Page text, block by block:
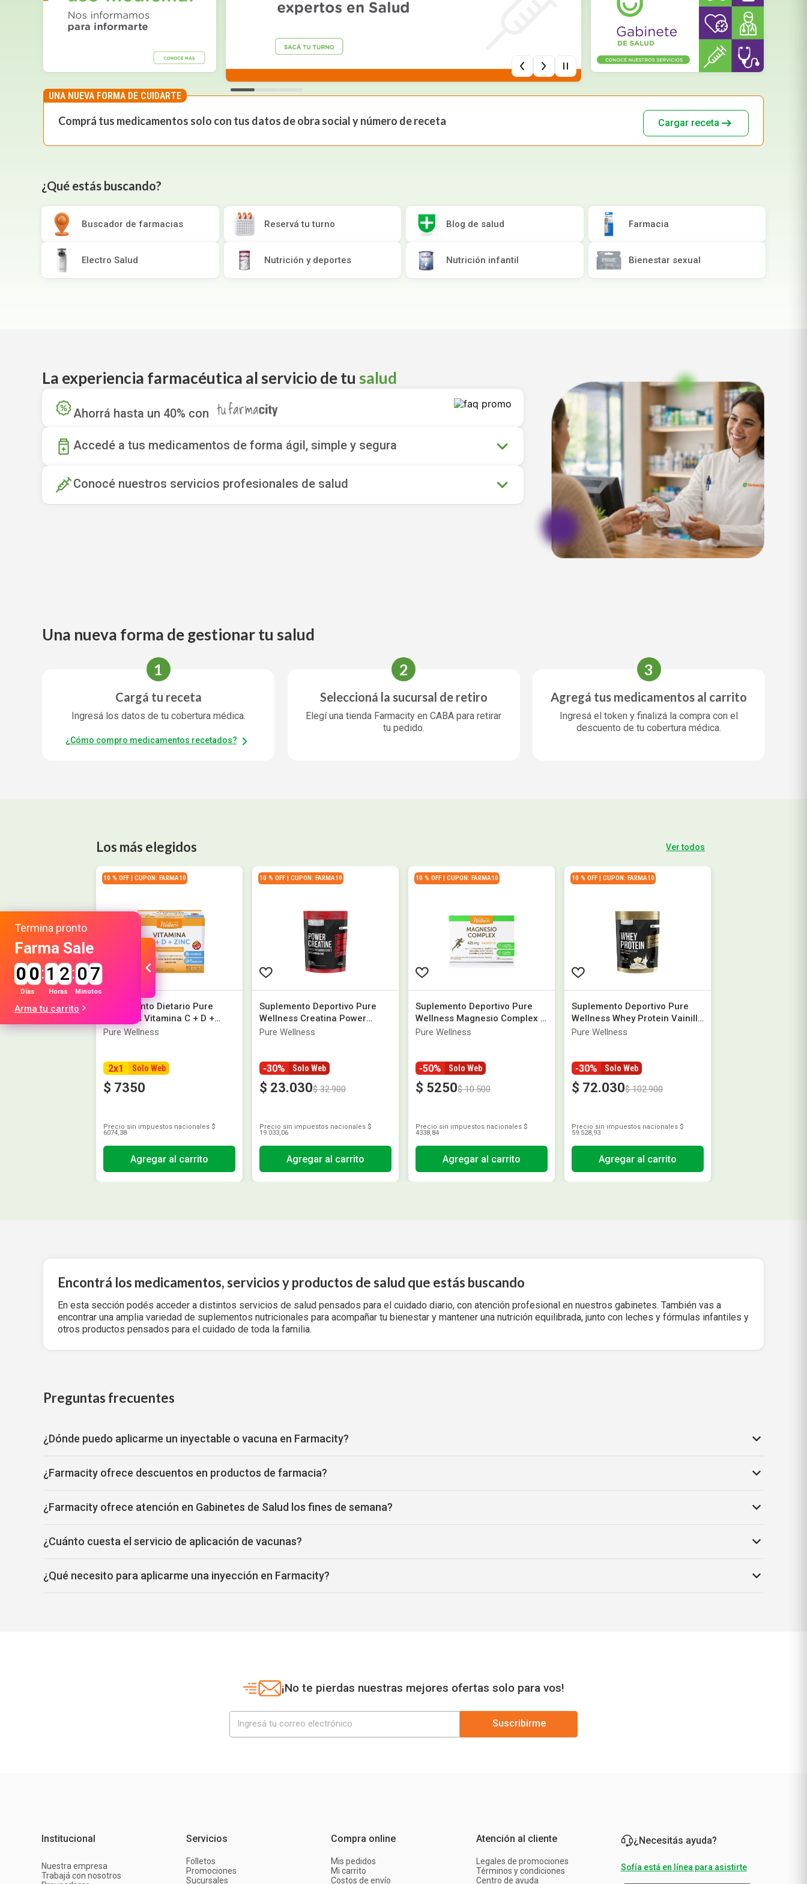
Autobronceante y Post Solar
Bebés y Niños
Depiladoras
Ver todos los productos
Coloración y Oxidantes
Jabones y Ducha
Afeitado y Depilación
Fragancias de Bebés y Niños
Seguridad del Bebé
Estimuladores Sexuales
Balanzas
Accesorios del Hogar
Rollos De Cocina y Servilletas
Termina pronto
Farma Sale
0 0
Días
:1 2
Horas
:0 7
Minutos
Arma tu carrito
UNA NUEVA FORMA DE CUIDARTE
Comprá tus medicamentos solo con tus datos de obra social y número de receta Cargar receta
¿Qué estás buscando?
Buscador de farmacias Reservá tu turno Blog de salud Farmacia
Electro Salud Nutrición y deportes Nutrición infantil Bienestar sexual
La experiencia farmacéutica al servicio de tu salud
Ahorrá hasta un 40% con
Accedé a tus medicamentos de forma ágil, simple y segura
Conocé nuestros servicios profesionales de salud
Una nueva forma de gestionar tu salud
1
Cargá tu receta
Ingresá los datos de tu cobertura médica.
¿Cómo compro medicamentos recetados?
2
Seleccioná la sucursal de retiro
Elegí una tienda Farmacity en CABA para retirar
tu pedido.
3
Agregá tus medicamentos al carrito
Ingresá el token y finalizá la compra con el
descuento de tu cobertura médica.
Los más elegidos Ver todos
10 % OFF | CUPON: FARMA10
Suplemento Dietario Pure
Wellness Vitamina C + D +
Zinc x 10 un
Pure Wellness
2x1 Solo Web
$ 7350
Precio sin impuestos nacionales $
6074,38
Agregar al carrito
10 % OFF | CUPON: FARMA10
Suplemento Deportivo Pure
Wellness Creatina Power
Monohidrato x 250 g
Pure Wellness
-30% Solo Web
$ 23.030$ 32.900
Precio sin impuestos nacionales $
19.033,06
Agregar al carrito
10 % OFF | CUPON: FARMA10
Suplemento Deportivo Pure
Wellness Magnesio Complex x
30 Comprimidos
Pure Wellness
-50% Solo Web
$ 5250$ 10.500
Precio sin impuestos nacionales $
4338,84
Agregar al carrito
10 % OFF | CUPON: FARMA10
Suplemento Deportivo Pure
Wellness Whey Protein Vainilla
x 1 kg
Pure Wellness
-30% Solo Web
$ 72.030$ 102.900
Precio sin impuestos nacionales $
59.528,93
Agregar al carrito
Encontrá los medicamentos, servicios y productos de salud que estás buscando
En esta sección podés acceder a distintos servicios de salud pensados para el cuidado diario, con atención profesional en nuestros gabinetes. También vas a
encontrar una amplia variedad de suplementos nutricionales para acompañar tu bienestar y mantener una nutrición equilibrada, junto con leches y fórmulas infantiles y
otros productos pensados para el cuidado de toda la familia.
Preguntas frecuentes
¿Dónde puedo aplicarme un inyectable o vacuna en Farmacity?
¿Farmacity ofrece descuentos en productos de farmacia?
¿Farmacity ofrece atención en Gabinetes de Salud los fines de semana?
¿Cuánto cuesta el servicio de aplicación de vacunas?
¿Qué necesito para aplicarme una inyección en Farmacity?
¡No te pierdas nuestras mejores ofertas solo para vos!
Suscribirme
Institucional
Nuestra empresa
Trabajá con nosotros
Servicios
Folletos
Promociones
Sucursales
Compra online
Mis pedidos
Mi carrito
Costos de envío
Atención al cliente
Legales de promociones
Términos y condiciones
Centro de ayuda
¿Necesitás ayuda?
Sofía está en línea para asistirte